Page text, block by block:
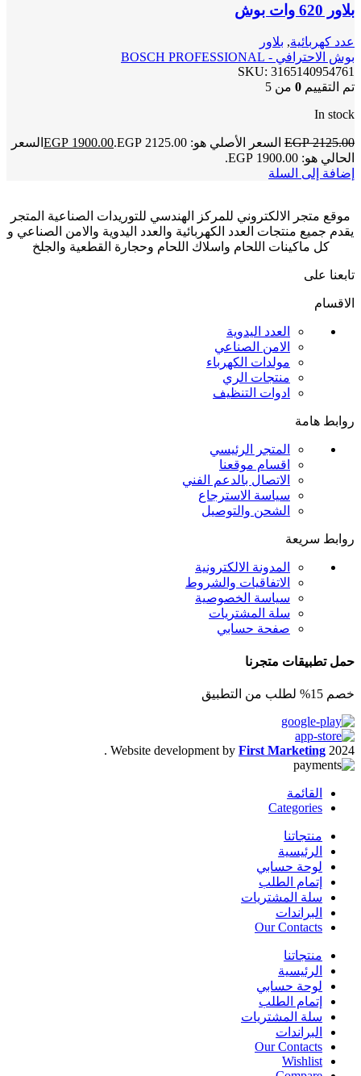
بلاور 620 وات بوش
عدد كهربائية, بلاور
بوش الاحترافي - BOSCH PROFESSIONAL
SKU: 3165140954761
تم التقييم 0 من 5
In stock
EGP2125.00 السعر الأصلي هو: EGP 2125.00. EGP 1900.00
السعر
الحالي هو: EGP 1900.00.
إضافة إلى السلة
موقع متجر الالكتروني للمركز الهندسي للتوريدات الصناعية المتجر
يقدم جميع منتجات العدد الكهربائية والعدد اليدوية والامن الصناعي و
كل ماكينات اللحام واسلاك اللحام وحجارة القطعية والجلخ
تابعنا على
الاقسام
العدد اليدوية
الامن الصناعي
مولدات الكهرباء
منتجات الري
ادوات التنظيف
روابط هامة
المتجر الرئيسي
اقسام موقعنا
الاتصال بالدعم الفني
سياسة الاسترجاع
الشحن والتوصيل
روابط سريعة
المدونة الالكترونية
الاتفاقيات والشروط
سياسة الخصوصية
سلة المشتريات
صفحة حسابي
حمل تطبيقات متجرنا
خصم 15% لطلب من التطبيق
Website development by First Marketing 2024
.
القائمة
Categories
منتجاتنا
الرئيسية
لوحة حسابي
إتمام الطلب
سلة المشتريات
البراندات
Our Contacts
منتجاتنا
الرئيسية
لوحة حسابي
إتمام الطلب
سلة المشتريات
البراندات
Our Contacts
Wishlist